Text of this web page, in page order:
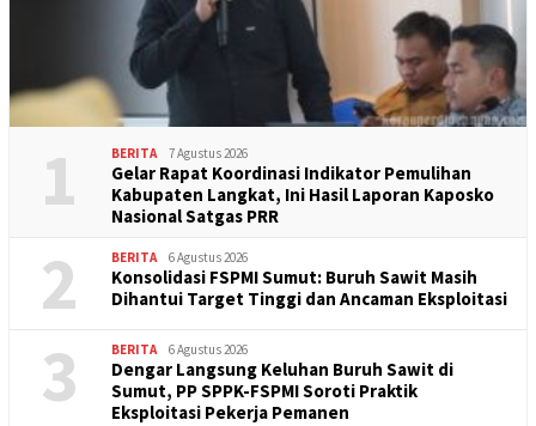
1 BERITA 7 Agustus 2026
Gelar Rapat Koordinasi Indikator Pemulihan
Kabupaten Langkat, Ini Hasil Laporan Kaposko
Nasional Satgas PRR
2 BERITA 6 Agustus 2026
Konsolidasi FSPMI Sumut: Buruh Sawit Masih
Dihantui Target Tinggi dan Ancaman Eksploitasi
3 BERITA 6 Agustus 2026
Dengar Langsung Keluhan Buruh Sawit di
Sumut, PP SPPK-FSPMI Soroti Praktik
Eksploitasi Pekerja Pemanen